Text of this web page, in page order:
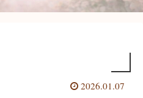
2026.01.07